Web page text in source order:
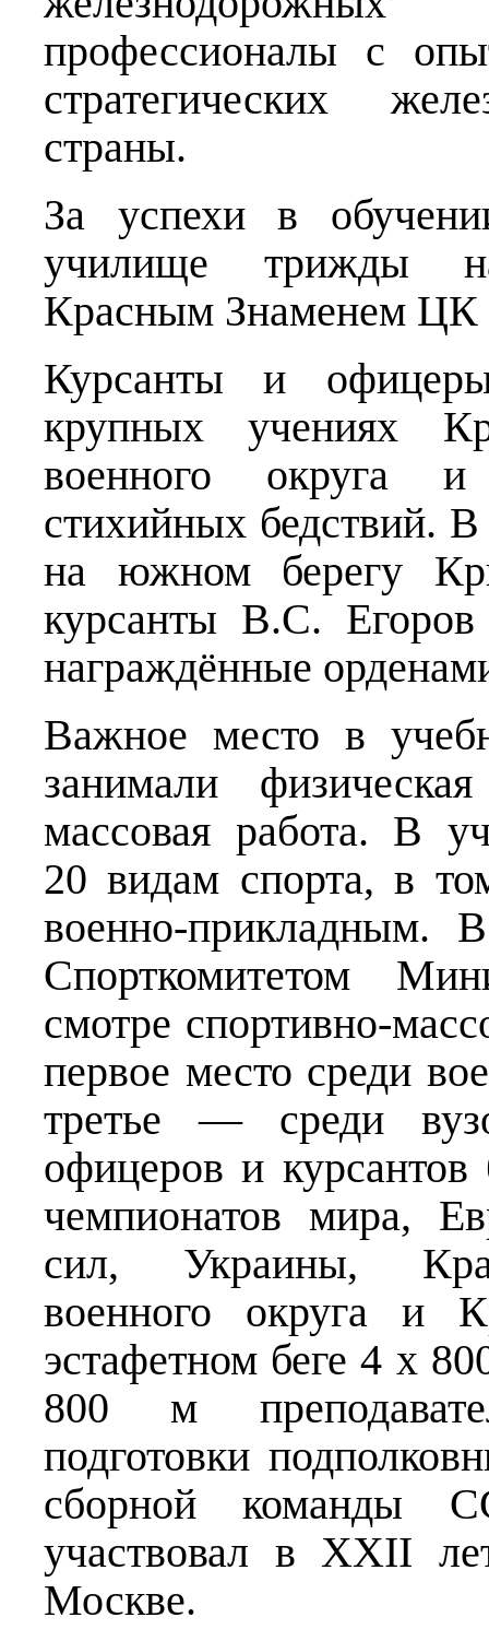
профессионалы с
стратегических
страны.
За успехи в
училище трижды
Красным Знаменем
Курсанты и
крупных учениях
военного округа и
стихийных бедствий.
на южном берегу
курсанты В.С.
награждённые
Важное место в
занимали
массовая работа. В
20 видам спорта, в
военно-прикладным.
Спорткомитетом
смотре спортивно-
первое место среди
третье — среди
офицеров и
чемпионатов мира,
сил, Украины,
военного округа и
эстафетном беге 4 х
800 м
подготовки
сборной команды
участвовал в XXII
Москве.